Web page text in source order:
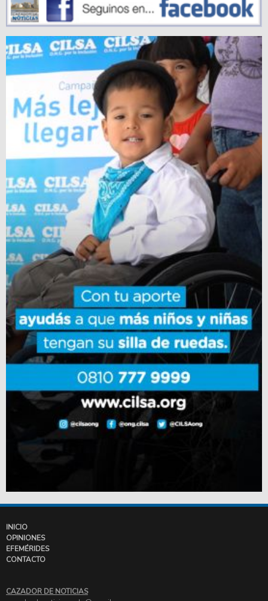
INICIO
OPINIONES
EFEMÉRIDES
CONTACTO
CAZADOR DE NOTICIAS